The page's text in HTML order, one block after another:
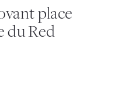
place
du Red